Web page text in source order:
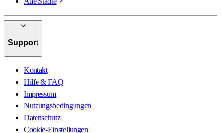
Support
Kontakt
Hilfe & FAQ
Impressum
Nutzungsbedingungen
Datenschutz
Cookie-Einstellungen